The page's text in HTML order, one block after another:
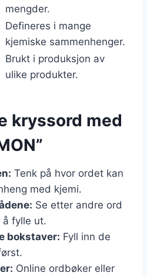
mengder.
Defineres i mange
kjemiske sammenhenger.
Brukt i produksjon av
ulike produkter.
kryssord med
Tenk på hvor ordet kan
med kjemi.
Se etter andre ord
å fylle ut.
bokstaver: Fyll inn de
Online ordbøker eller